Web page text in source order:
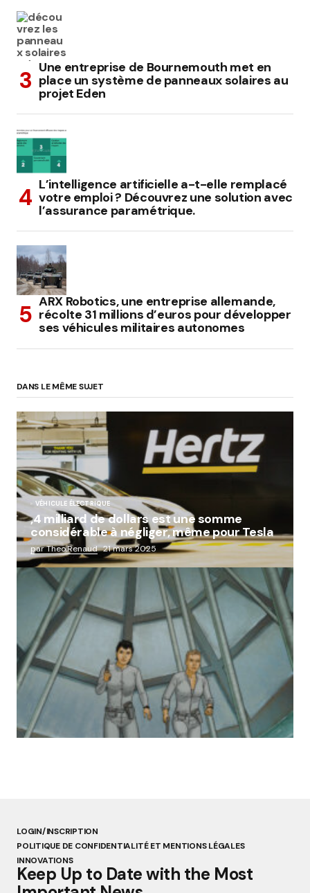
Une entreprise de Bournemouth met en
place un système de panneaux solaires au
projet Eden
L’intelligence artificielle a-t-elle remplacé
votre emploi ? Découvrez une solution avec
l’assurance paramétrique.
ARX Robotics, une entreprise allemande,
récolte 31 millions d’euros pour développer
ses véhicules militaires autonomes
DANS LE MÊME SUJET
VÉHICULE ÉLECTRIQUE
,4 milliard de dollars est une somme
considérable à négliger, même pour Tesla
par Theo.Renaud 21 mars 2025
« Abandon des géants de la robotique :
Aldebaran, l’icône française laissée à l’oubli »
par Lucie Dubois 18 mars 2025
LOGIN/INSCRIPTION
POLITIQUE DE CONFIDENTIALITÉ ET MENTIONS LÉGALES
INNOVATIONS
Keep Up to Date with the Most